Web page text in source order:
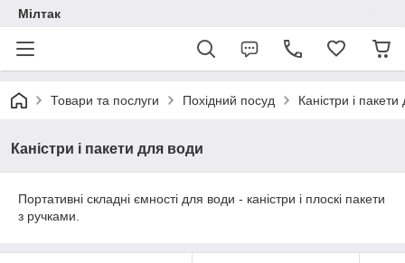
Мілтак
Товари та послуги Похідний посуд Каністри і
Каністри і пакети для води
Портативні складні ємності для води - каністри і плоскі пакети
з ручками.